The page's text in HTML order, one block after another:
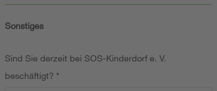
Sonstiges
Sind Sie derzeit bei SOS-Kinderdorf e. V.
beschäftigt? *